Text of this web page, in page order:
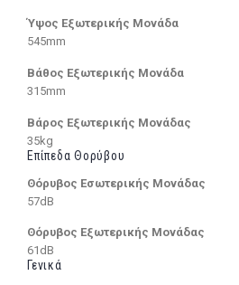
Ύψος Εξωτερικής Μονάδα
545mm
Βάθος Εξωτερικής Μονάδα
315mm
Βάρος Εξωτερικής Μονάδας
35kg
Επίπεδα Θορύβου
Θόρυβος Εσωτερικής Μονάδας
57dB
Θόρυβος Εξωτερικής Μονάδας
61dB
Γενικά